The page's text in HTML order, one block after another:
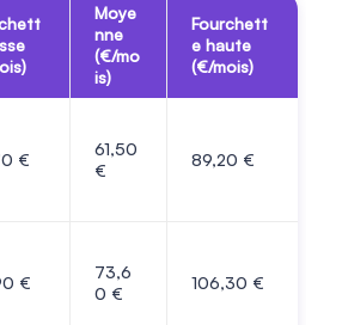
Moye
nne
(€/mo
is)
Fourchett
e haute
(€/mois)
€
61,50
€
89,20 €
€
73,6
0 €
106,30 €